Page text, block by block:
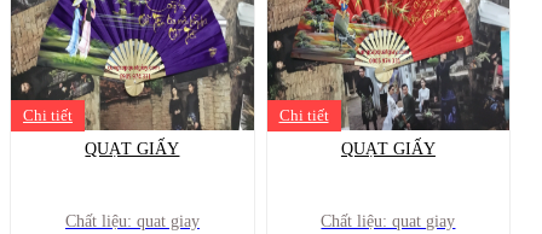
Chi tiết
QUẠT GIẤY
Chất liệu: quat giay
Chi tiết
QUẠT GIẤY
Chất liệu: quat giay